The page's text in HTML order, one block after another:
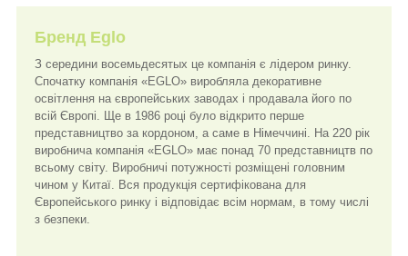
Бренд Eglo
З середини восемьдесятых це компанія є лідером ринку.
Спочатку компанія «EGLO» виробляла декоративне
освітлення на європейських заводах і продавала його по
всій Європі. Ще в 1986 році було відкрито перше
представництво за кордоном, а саме в Німеччині. На 220 рік
виробнича компанія «EGLO» має понад 70 представництв по
всьому світу. Виробничі потужності розміщені головним
чином у Китаї. Вся продукція сертифікована для
Європейського ринку і відповідає всім нормам, в тому числі
з безпеки.